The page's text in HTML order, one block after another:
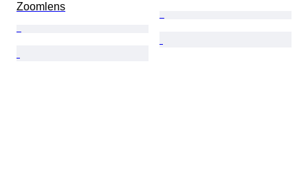
Zoomlens